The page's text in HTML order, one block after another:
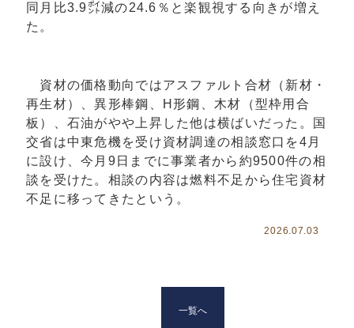
同月比3.9㌽減の24.6％と楽観視する向きが増え
た。
資材の価格動向ではアスファルト合材（新材・
再生材）、異形棒鋼、H形鋼、木材（型枠用合
板）、石油がやや上昇した他は横ばいだった。国
交省は中東危機を受け資材調達の相談窓口を4月
に設け、今月9日までに事業者から約9500件の相
談を受けた。相談の内容は燃料不足から住宅資材
不足に移ってきたという。
2026.07.03
一覧へ